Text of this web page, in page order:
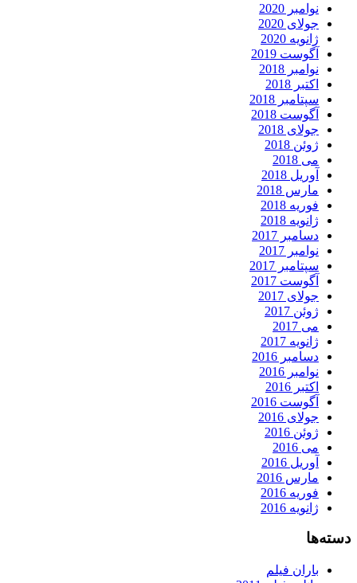
نوامبر 2020
جولای 2020
ژانویه 2020
آگوست 2019
نوامبر 2018
اکتبر 2018
سپتامبر 2018
آگوست 2018
جولای 2018
ژوئن 2018
می 2018
آوریل 2018
مارس 2018
فوریه 2018
ژانویه 2018
دسامبر 2017
نوامبر 2017
سپتامبر 2017
آگوست 2017
جولای 2017
ژوئن 2017
می 2017
ژانویه 2017
دسامبر 2016
نوامبر 2016
اکتبر 2016
آگوست 2016
جولای 2016
ژوئن 2016
می 2016
آوریل 2016
مارس 2016
فوریه 2016
ژانویه 2016
دسته‌ها
باران فیلم